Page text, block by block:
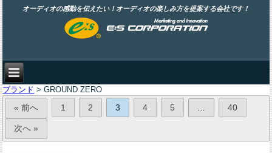
オーディオの感動を伝えたい！オーディオの楽しみ方を提案する会社です！
ブランド > GROUND ZERO
« 前へ 1 2 3 4 5 … 40
次へ »